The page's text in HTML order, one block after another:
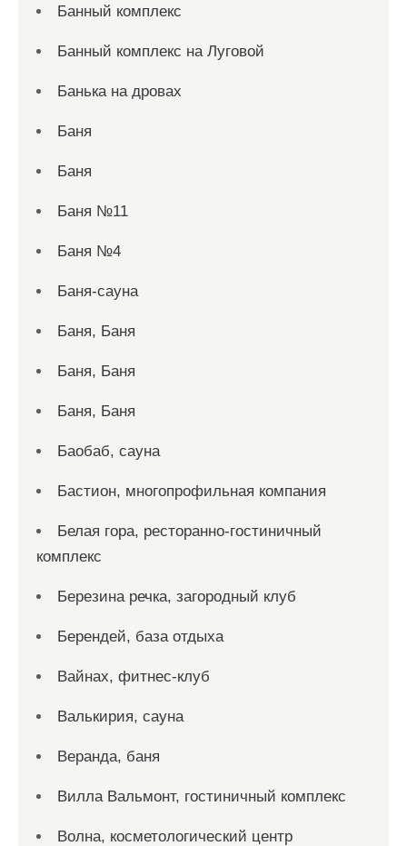
Банный комплекс
Банный комплекс на Луговой
Банька на дровах
Баня
Баня
Баня №11
Баня №4
Баня-сауна
Баня, Баня
Баня, Баня
Баня, Баня
Баобаб, сауна
Бастион, многопрофильная компания
Белая гора, ресторанно-гостиничный
комплекс
Березина речка, загородный клуб
Берендей, база отдыха
Вайнах, фитнес-клуб
Валькирия, сауна
Веранда, баня
Вилла Вальмонт, гостиничный комплекс
Волна, косметологический центр